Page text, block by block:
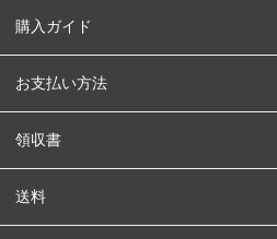
購入ガイド
お支払い方法
領収書
送料